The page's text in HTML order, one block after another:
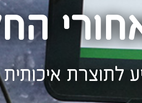
לתוצרת איכותית